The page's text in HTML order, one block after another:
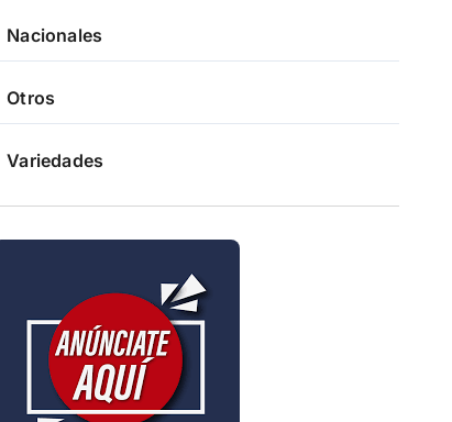
Nacionales
Otros
Variedades